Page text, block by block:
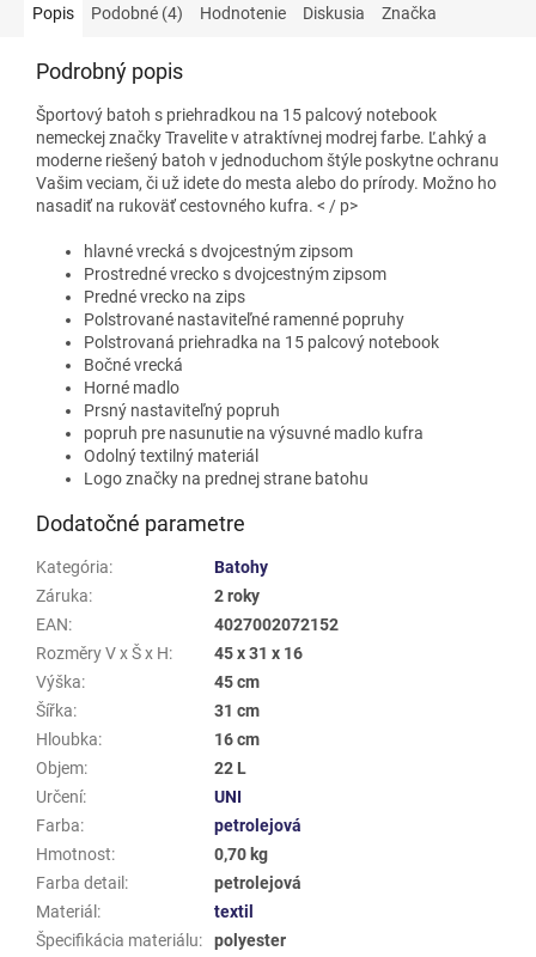
Popis Podobné (4) Hodnotenie Diskusia Značka
Podrobný popis
Športový batoh s priehradkou na 15 palcový notebook
nemeckej značky Travelite v atraktívnej modrej farbe. Ľahký a
moderne riešený batoh v jednoduchom štýle poskytne ochranu
Vašim veciam, či už idete do mesta alebo do prírody. Možno ho
nasadiť na rukoväť cestovného kufra. < / p>
hlavné vrecká s dvojcestným zipsom
Prostredné vrecko s dvojcestným zipsom
Predné vrecko na zips
Polstrované nastaviteľné ramenné popruhy
Polstrovaná priehradka na 15 palcový notebook
Bočné vrecká
Horné madlo
Prsný nastaviteľný popruh
popruh pre nasunutie na výsuvné madlo kufra
Odolný textilný materiál
Logo značky na prednej strane batohu
Dodatočné parametre
Kategória:
Batohy
Záruka:
2 roky
EAN:
4027002072152
Rozměry V x Š x H:
45 x 31 x 16
Výška:
45 cm
Šířka:
31 cm
Hloubka:
16 cm
Objem:
22 L
Určení:
UNI
Farba:
petrolejová
Hmotnost:
0,70 kg
Farba detail :
petrolejová
Materiál :
textil
Špecifikácia materiálu:
polyester